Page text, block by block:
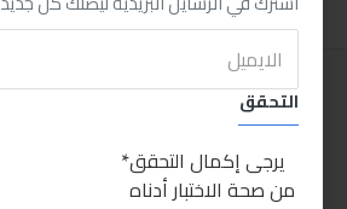
التحقق
يرجى إكمال التحقق
من صحة الاختبار أدناه